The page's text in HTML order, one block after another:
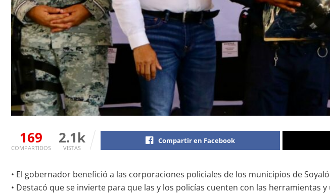
169
COMPARTIDOS
2.1k
VISTAS
Compartir en Facebook
• El gobernador benefició a las corporaciones policiales de los municipios de
• Destacó que se invierte para que las y los policías cuenten con las